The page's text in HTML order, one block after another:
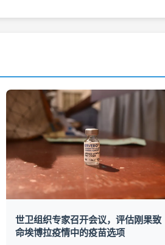
世卫组织专家召开会议，评估刚果致
命埃博拉疫情中的疫苗选项